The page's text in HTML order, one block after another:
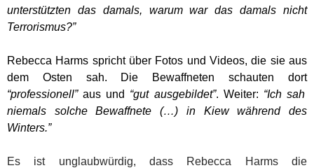
unterstützten das damals, warum war das damals nicht
Terrorismus?”
Rebecca Harms spricht über Fotos und Videos, die sie aus
dem Osten sah. Die Bewaffneten schauten dort
“professionell”aus und “gut ausgebildet”. Weiter: “Ich sah
niemals solche Bewaffnete (…) in Kiew während des
Winters.”
Es ist unglaubwürdig, dass Rebecca Harms die